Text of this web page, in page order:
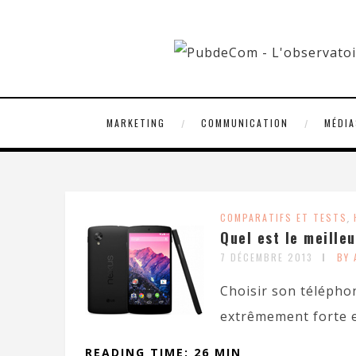
MARKETING COMMUNICATION
COMPARATIFS ET TESTS,
Quel est le
7 DÉCEMBRE 2013 BY
Choisir son
extrêmement forte
READING TIME: 26 MIN